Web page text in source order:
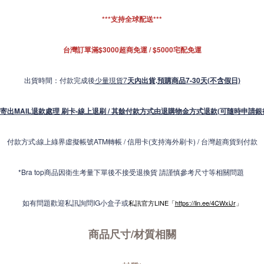
***支持全球配送***
台灣訂單滿$3000超商免運 / $5000宅配免運
出貨時間：付款完成後少量現貨7天內出貨.預購商品7-30天(不含假日)
出MAIL退款處理 刷卡-線上退刷 / 其餘付款方式由退購物金方式退款(可隨時申請
付款方式:線上綠界虛擬帳號ATM轉帳 / 信用卡(支持海外刷卡) / 台灣超商貨到付款
*Bra top商品因衛生考量下單後不接受退換貨 請謹慎參考尺寸等相關問題
如有問題歡迎私訊詢問IG小盒子或私訊官方LINE「https://lin.ee/4CWxiJr」
商品尺寸/材質相關